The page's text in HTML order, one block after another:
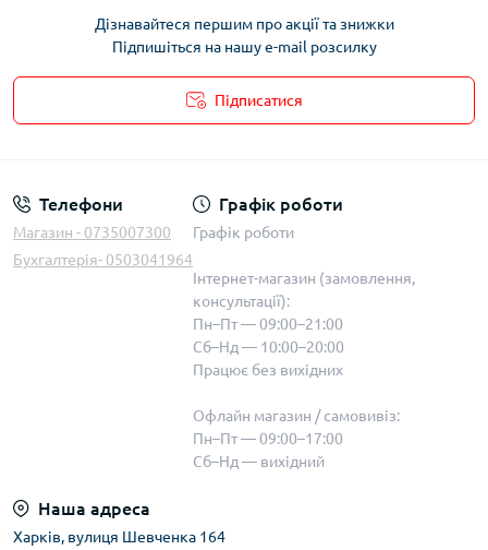
Дізнавайтеся першим про акції та знижки
Підпишіться на нашу e-mail розсилку
Підписатися
Телефони
Магазин - 0735007300
Бухгалтерія- 0503041964
Графік роботи
Графік роботи
Інтернет-магазин (замовлення,
консультації):
Пн–Пт — 09:00–21:00
Сб–Нд — 10:00–20:00
Працює без вихідних
Офлайн магазин / самовивіз:
Пн–Пт — 09:00–17:00
Сб–Нд — вихідний
Наша адреса
Харків, вулиця Шевченка 164